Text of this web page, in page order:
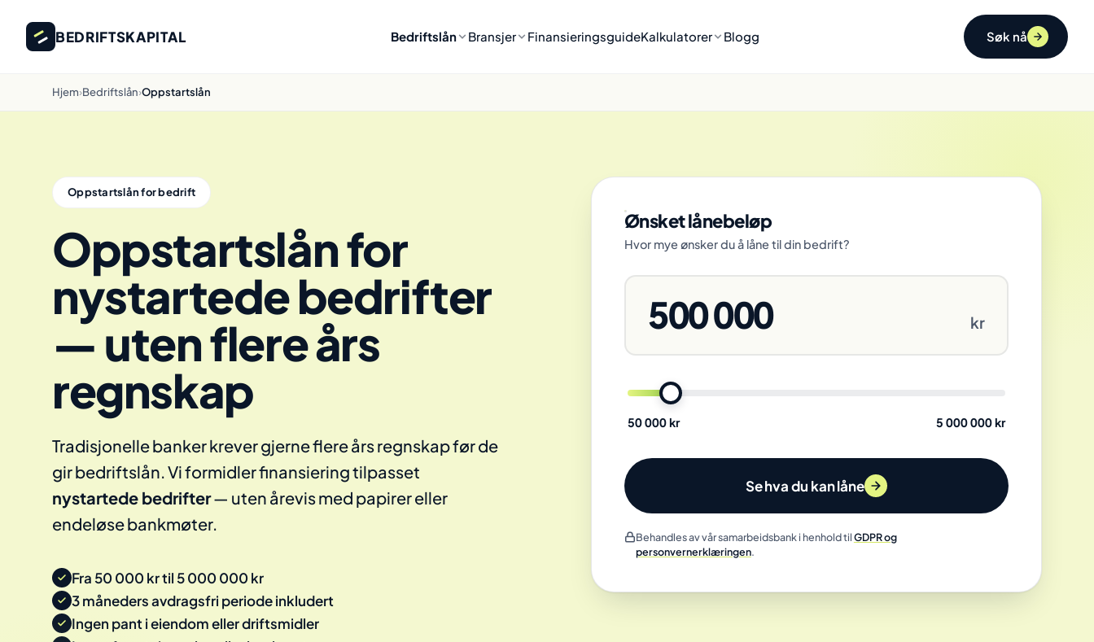
BEDRIFTSKAPITAL Bedriftslån Bransjer FinansieringsguideKalkulatorer Blogg Søk nå
Hjem›Bedriftslån›Oppstartslån
Oppstartslån for bedrift
Oppstartslån for
nystartede bedrifter
— uten flere års
regnskap
Tradisjonelle banker krever gjerne flere års regnskap før de
gir bedriftslån. Vi formidler finansiering tilpasset
nystartede bedrifter— uten årevis med papirer eller
endeløse bankmøter.
Fra 50 000 kr til 5 000 000 kr
3 måneders avdragsfri periode inkludert
Ingen pant i eiendom eller driftsmidler
Ønsket lånebeløp
Hvor mye ønsker du å låne til din bedrift?
500 000 kr
Lånebeløp
50 000 kr 5 000 000 kr
Se hva du kan låne
Behandles av vår samarbeidsbank i henhold tilGDPR og
personvernerklæringen.